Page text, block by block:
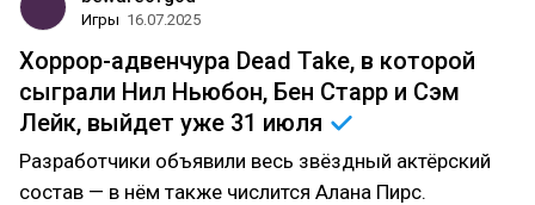
Игры 16.07.2025
Хоррор-адвенчура Dead Take, в которой
сыграли Нил Ньюбон, Бен Старр и Сэм
Лейк, выйдет уже 31 июля
Разработчики объявили весь звёздный актёрский
состав — в нём также числится Алана Пирс.